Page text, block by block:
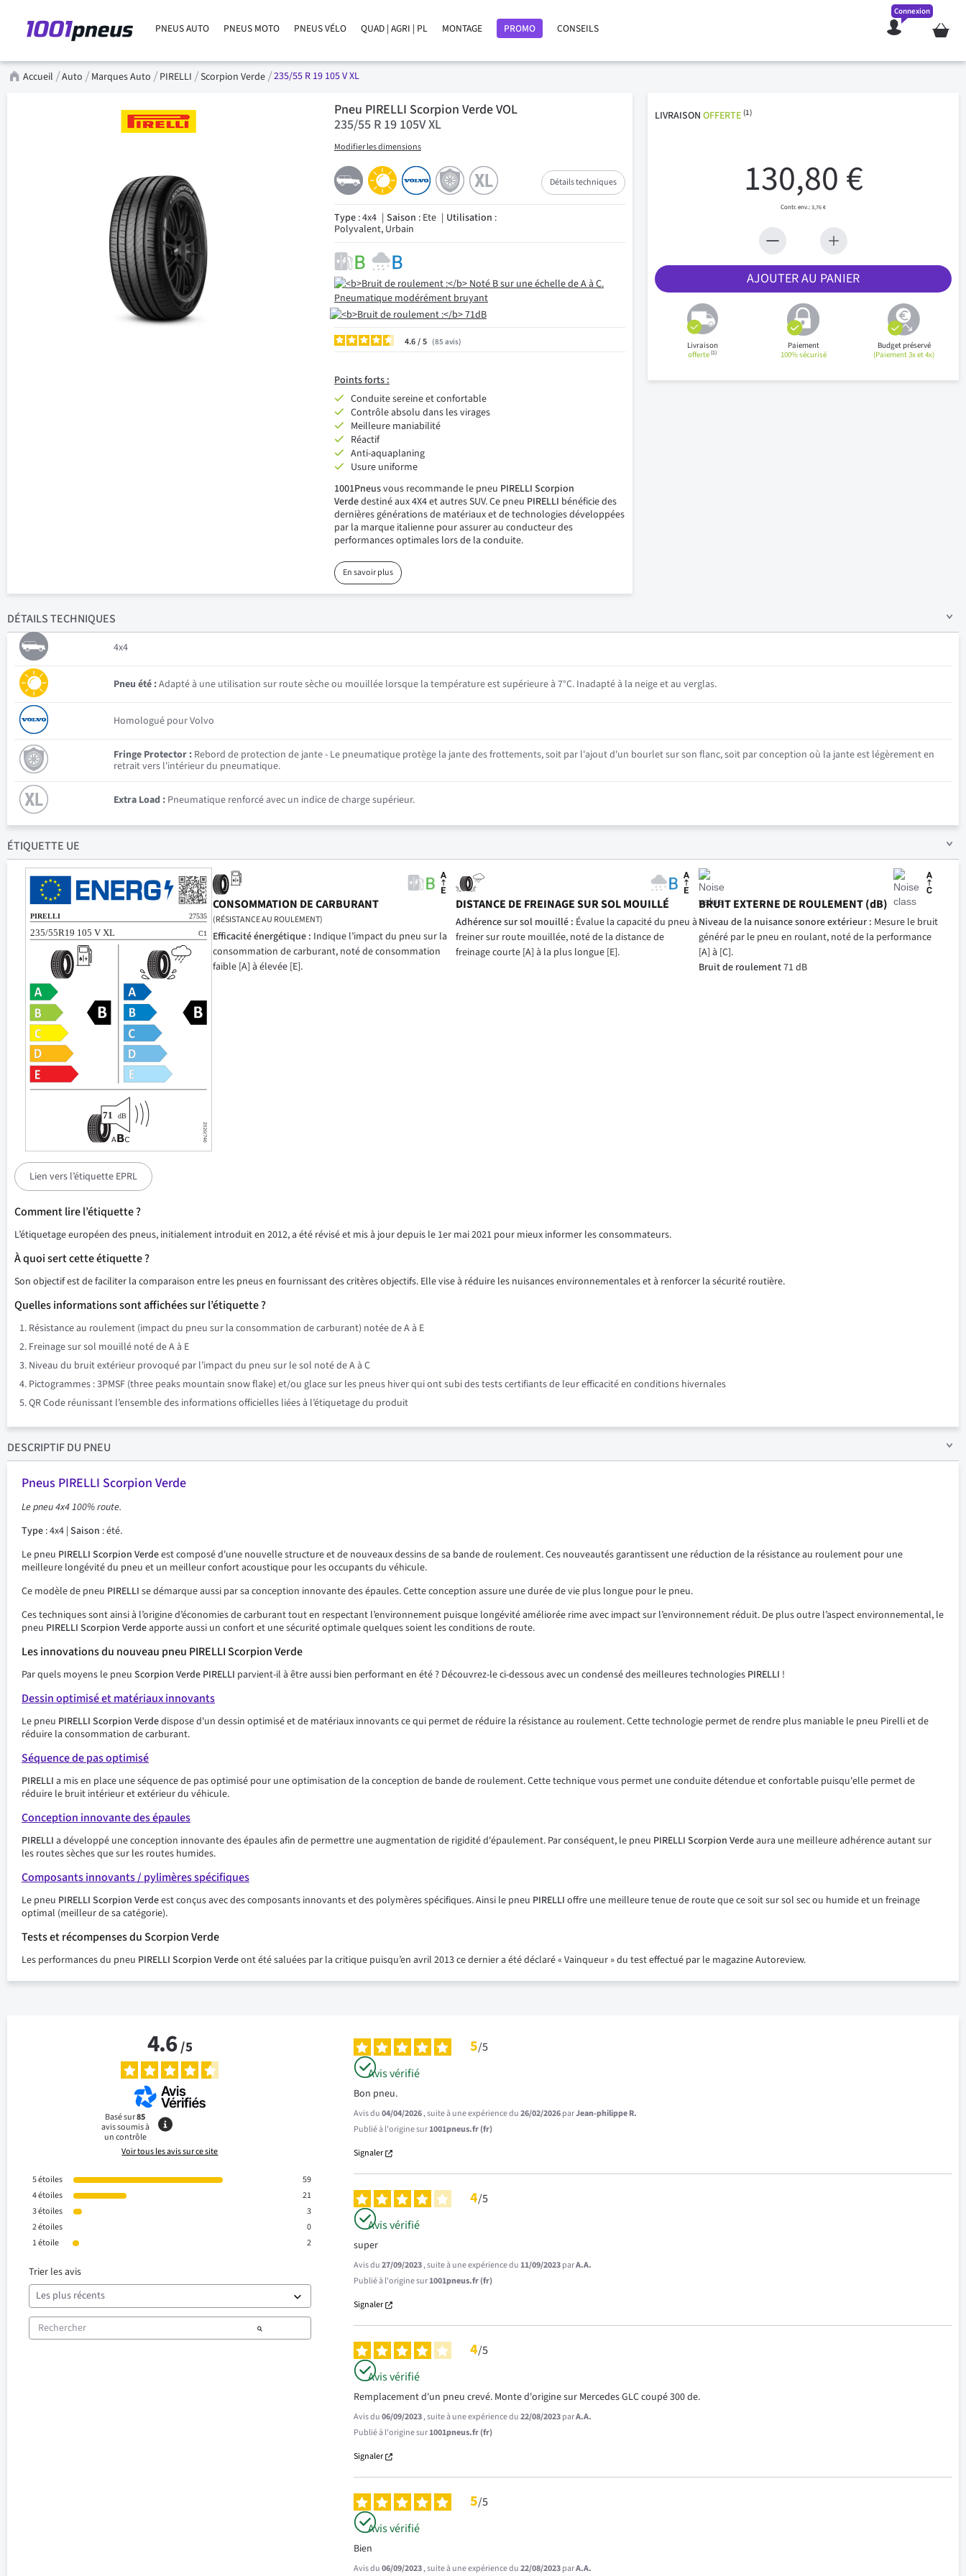
PNEUS AUTO PNEUS MOTO PNEUS VÉLO QUAD | AGRI | PL MONTAGE PROMO CONSEILS Mon
Connexion
Accueil Auto Marques Auto PIRELLI Scorpion Verde 235/55 R 19 105 V XL
Pneu PIRELLI Scorpion Verde VOL
235/55 R 19 105V XL
Modifier les dimensions
Détails techniques
Type: 4x4 Saison : Ete Utilisation :
Polyvalent, Urbain
4.6/ 85 avis
Points forts :
Conduite sereine et confortable
Contrôle absolu dans les virages
Meilleure maniabilité
Réactif
Anti-aquaplaning
Usure uniforme
1001Pneusvous recommande le pneu PIRELLI Scorpion
Verdedestiné aux 4X4 et autres SUV. Ce pneu PIRELLI bénéficie des
dernières générations de matériaux et de technologies développées
par la marque italienne pour assurer au conducteur des
performances optimales lors de la conduite.
En savoir plus
LIVRAISONOFFERTE (1)
130,80 €
3,76 €
AJOUTER AU PANIER
Livraison
offerte(1)
Paiement
100% sécurisé
Budget préservé
(Paiement 3x et 4x)
DÉTAILSTECHNIQUES
4x4
Pneu été :Adapté à une utilisation sur route sèche ou mouillée lorsque la température est supérieure à 7°C. Inadapté à la neige et au verglas.
Homologué pour Volvo
Fringe Protector : Rebord de protection de jante - Le pneumatique protège la jante des frottements, soit par l'ajout d'un bourlet sur son flanc, soit par conception où la jante est légèrement en
retrait vers l'intérieur du pneumatique.
Extra Load : Pneumatique renforcé avec un indice de charge supérieur.
ÉTIQUETTE UE
CONSOMMATION DE CARBURANT
(RÉSISTANCE AU ROULEMENT)
Efficacité énergétique : Indique l’impact du pneu sur la
consommation de carburant, noté de consommation
faible [A] à élevée [E].
DISTANCE DE FREINAGE SUR SOL MOUILLÉ
Adhérence sur sol mouillé : Évalue la capacité du pneu à
freiner sur route mouillée, noté de la distance de
freinage courte [A] à la plus longue [E].
BRUIT EXTERNE DE ROULEMENT (dB)
Niveau de la nuisance sonore extérieur : Mesure le bruit
généré par le pneu en roulant, noté de la performance
[A] à [C].
Bruit de roulement71 dB
Lien vers l’étiquette EPRL
Comment lire l’étiquette ?
L’étiquetage européen des pneus, initialement introduit en 2012, a été révisé et mis à jour depuis le 1er mai 2021 pour mieux informer les consommateurs.
À quoi sert cette étiquette ?
Son objectif est de faciliter la comparaison entre les pneus en fournissant des critères objectifs. Elle vise à réduire les nuisances environnementales et à renforcer la sécurité routière.
Quelles informations sont affichées sur l’étiquette ?
Résistance au roulement (impact du pneu sur la consommation de carburant) notée de A à E
Freinage sur sol mouillé noté de A à E
Niveau du bruit extérieur provoqué par l’impact du pneu sur le sol noté de A à C
Pictogrammes : 3PMSF (three peaks mountain snow flake) et/ou glace sur les pneus hiver qui ont subi des tests certifiants de leur efficacité en conditions hivernales
QR Code réunissant l’ensemble des informations officielles liées à l’étiquetage du produit
DESCRIPTIFDU PNEU
Pneus PIRELLI Scorpion Verde
Le pneu 4x4 100% route.
Type : 4x4 | Saison : été.
Le pneu PIRELLI Scorpion Verdeest composé d'une nouvelle structure et de nouveaux dessins de sa bande de roulement. Ces nouveautés garantissent une réduction de la résistance au roulement pour une
meilleure longévité du pneu et un meilleur confort acoustique pour les occupants du véhicule.
Ce modèle de pneu PIRELLI se démarque aussi par sa conception innovante des épaules. Cette conception assure une durée de vie plus longue pour le pneu.
Ces techniques sont ainsi à l’origine d’économies de carburant tout en respectant l’environnement puisque longévité améliorée rime avec impact sur l’environnement réduit. De plus outre l’aspect environnemental, le
pneu PIRELLI Scorpion Verdeapporte aussi un confort et une sécurité optimale quelques soient les conditions de route.
Les innovations du nouveau pneu PIRELLI Scorpion Verde
Par quels moyens le pneu Scorpion Verde PIRELLI parvient-il à être aussi bien performant en été ? Découvrez-le ci-dessous avec un condensé des meilleures technologies PIRELLI !
Dessin optimisé et matériaux innovants
Le pneu PIRELLI Scorpion Verdedispose d'un dessin optimisé et de matériaux innovants ce qui permet de réduire la résistance au roulement. Cette technologie permet de rendre plus maniable le pneu Pirelli et de
réduire la consommation de carburant.
Séquence de pas optimisé
PIRELLI a mis en place une séquence de pas optimisé pour une optimisation de la conception de bande de roulement. Cette technique vous permet une conduite détendue et confortable puisqu'elle permet de
réduire le bruit intérieur et extérieur du véhicule.
Conception innovante des épaules
PIRELLI a développé une conception innovante des épaules afin de permettre une augmentation de rigidité d'épaulement. Par conséquent, le pneu PIRELLI Scorpion Verdeaura une meilleure adhérence autant sur
les routes sèches que sur les routes humides.
Composants innovants / pylimères spécifiques
Le pneu PIRELLI Scorpion Verdeest conçus avec des composants innovants et des polymères spécifiques. Ainsi le pneu PIRELLI offre une meilleure tenue de route que ce soit sur sol sec ou humide et un freinage
optimal (meilleur de sa catégorie).
Tests et récompenses du Scorpion Verde
Les performances du pneu PIRELLI Scorpion Verdeont été saluées par la critique puisqu’en avril 2013 ce dernier a été déclaré « Vainqueur » du test effectué par le magazine Autoreview.
4.6/5
Basé sur85
avis soumis à
un contrôle
Voir tous les avis sur ce site
5étoiles
59
4étoiles
21
3étoiles
3
2étoiles
0
1étoile 2
Trier les avis
5/5
Avis vérifié
Bon pneu.
Avis du04/04/2026, suite à une expérience du26/02/2026parJean-philippe R.
Publié à l'origine sur1001pneus.fr (fr)
Signaler
4/5
Avis vérifié
super
Avis du27/09/2023, suite à une expérience du11/09/2023parA.A.
Publié à l'origine sur1001pneus.fr (fr)
Signaler
4/5
Avis vérifié
Remplacement d'un pneu crevé. Monte d'origine sur Mercedes GLC coupé 300 de.
Avis du06/09/2023, suite à une expérience du22/08/2023parA.A.
Publié à l'origine sur1001pneus.fr (fr)
Signaler
5/5
Avis vérifié
Bien
Avis du06/09/2023, suite à une expérience du22/08/2023parA.A.